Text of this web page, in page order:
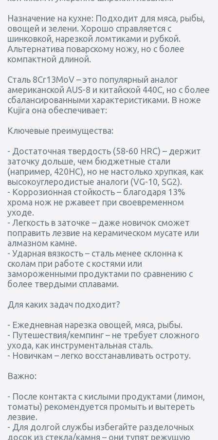
Назначение на кухне: Подходит для мяса, рыбы,
овощей и зелени. Хорошо справляется с
шинковкой, нарезкой ломтиками и рубкой.
Альтернатива поварскому ножу, но с более
компактной длиной.
Сталь 8Cr13MoV – это популярный аналог
американской AUS-8 и китайской 440С, но с более
сбалансированными характеристиками. В ноже
Kujira она обеспечивает:
Ключевые преимущества:
- Достаточная твердость (58-60 HRC) – держит
заточку дольше, чем бюджетные стали
(например, 420HC), но не настолько хрупкая, как
высокоуглеродистые аналоги (VG-10, SG2).
- Коррозионная стойкость – благодаря 13%
хрома нож не ржавеет при своевременном
уходе.
- Легкость в заточке – даже новичок сможет
поправить лезвие на керамическом мусате или
алмазном камне.
- Ударная вязкость – сталь менее склонна к
сколам при работе с костями или
замороженными продуктами по сравнению с
более твердыми сплавами.
Для каких задач подходит?
- Ежедневная нарезка овощей, мяса, рыбы.
- Путешествия/кемпинг – не требует сложного
ухода, как инструментальная сталь.
- Новичкам – легко восстанавливать остроту.
Важно:
- После контакта с кислыми продуктами (лимон,
томаты) рекомендуется промыть и вытереть
лезвие.
- Для долгой службы избегайте разделочных
досок из стекла/камня – они тупят режущую